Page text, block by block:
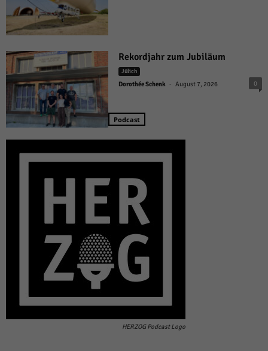
Rekordjahr zum Jubiläum
Jülich
Dorothée Schenk - August 7, 2026 0
Podcast
HERZOG Podcast Logo